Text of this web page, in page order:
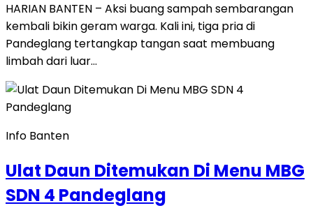
HARIAN BANTEN – Aksi buang sampah sembarangan
kembali bikin geram warga. Kali ini, tiga pria di
Pandeglang tertangkap tangan saat membuang
limbah dari luar…
Info Banten
Ulat Daun Ditemukan Di Menu MBG
SDN 4 Pandeglang